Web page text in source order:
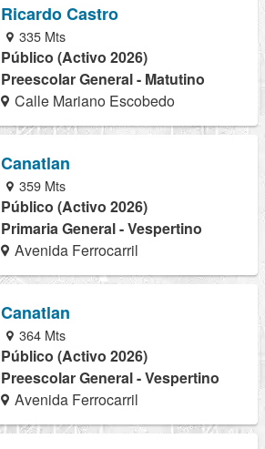
Ricardo Castro
335 Mts
Público (Activo 2026)
Preescolar General - Matutino
Calle Mariano Escobedo
Canatlan
359 Mts
Público (Activo 2026)
Primaria General - Vespertino
Avenida Ferrocarril
Canatlan
364 Mts
Público (Activo 2026)
Preescolar General - Vespertino
Avenida Ferrocarril